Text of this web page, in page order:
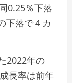
0.25％下落
下落で４カ
2022年の
長率は前年